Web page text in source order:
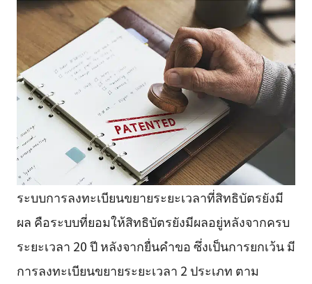
ระบบการลงทะเบียนขยายระยะเวลาที่สิทธิบัตรยังมี
ผล คือระบบที่ยอมให้สิทธิบัตรยังมีผลอยู่หลังจากครบ
ระยะเวลา 20 ปี หลังจากยื่นคำขอ ซึ่งเป็นการยกเว้น มี
การลงทะเบียนขยายระยะเวลา 2 ประเภท ตาม